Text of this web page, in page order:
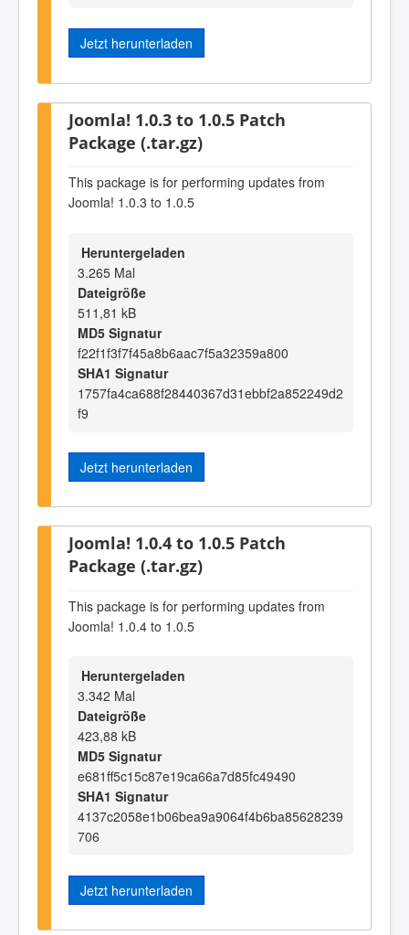
Jetzt herunterladen
Joomla! 1.0.3 to 1.0.5 Patch
Package (.tar.gz)
This package is for performing updates from
Joomla! 1.0.3 to 1.0.5
Heruntergeladen
3.265 Mal
Dateigröße
511,81 kB
MD5 Signatur
f22f1f3f7f45a8b6aac7f5a32359a800
SHA1 Signatur
1757fa4ca688f28440367d31ebbf2a852249d2
f9
Jetzt herunterladen
Joomla! 1.0.4 to 1.0.5 Patch
Package (.tar.gz)
This package is for performing updates from
Joomla! 1.0.4 to 1.0.5
Heruntergeladen
3.342 Mal
Dateigröße
423,88 kB
MD5 Signatur
e681ff5c15c87e19ca66a7d85fc49490
SHA1 Signatur
4137c2058e1b06bea9a9064f4b6ba85628239
706
Jetzt herunterladen